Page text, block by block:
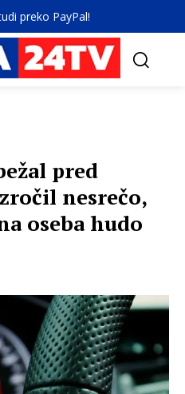
preko PayPal!
pred
nesrečo,
oseba hudo